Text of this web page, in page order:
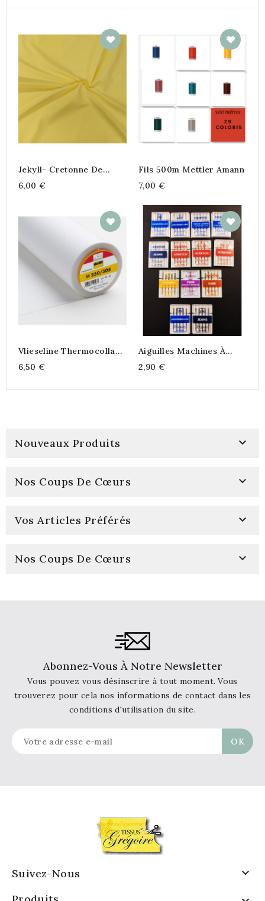
Jekyll- Cretonne De
Coton Uni
6,00 €
Fils 500m Mettler Amann
7,00 €
Vlieseline Thermocollant
H250
6,50 €
Aiguilles Machines À
Coudre
2,90 €
Nouveaux Produits 
Nos Coups De Cœurs 
Vos Articles Préférés 
Nos Coups De Cœurs 
Abonnez-Vous À Notre Newsletter
Vous pouvez vous désinscrire à tout moment. Vous
trouverez pour cela nos informations de contact dans les
conditions d'utilisation du site.
Suivez-Nous 